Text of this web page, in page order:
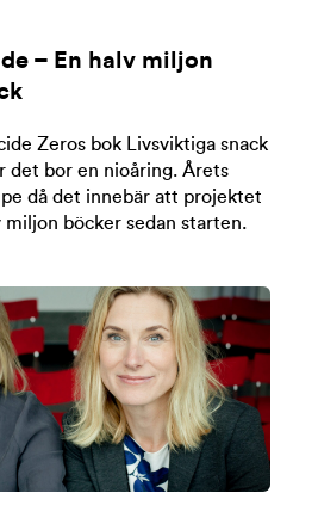
– En halv miljon
Zeros bok Livsviktiga snack
det bor en nioåring. Årets
då det innebär att projektet
böcker sedan starten.